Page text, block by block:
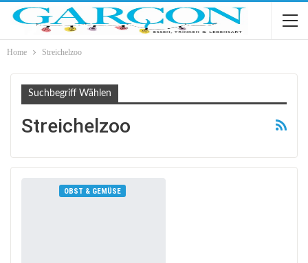
Home Streichelzoo
Suchbegriff Wählen
Streichelzoo
OBST & GEMÜSE